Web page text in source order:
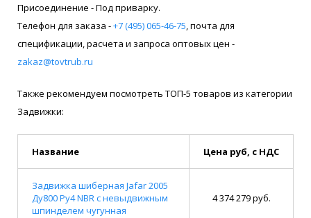
Присоединение - Под приварку.
Телефон для заказа -+7 (495) 065-46-75 , почта для
спецификации, расчета и запроса оптовых цен -
zakaz@tovtrub.ru
Также рекомендуем посмотреть ТОП-5 товаров из категории
Задвижки:
Название Цена руб, с НДС
Задвижка шиберная Jafar 2005
Ду800 Ру4 NBR с невыдвижным
шпинделем чугунная
4 374 279 руб.